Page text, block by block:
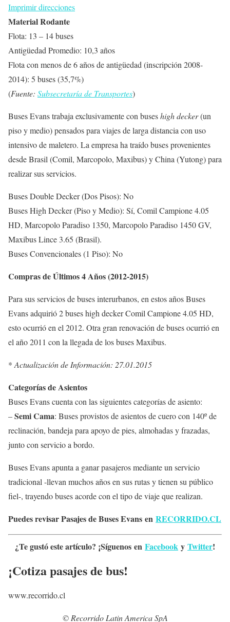
Imprimir direcciones
Material Rodante
Flota: 13 – 14 buses
Antigüedad Promedio: 10,3 años
Flota con menos de 6 años de antigüedad (inscripción 2008-
2014): 5 buses (35,7%)
(Fuente: Subsecretaría de Transportes)
Buses Evans trabaja exclusivamente con buseshigh decker(un
piso y medio) pensados para viajes de larga distancia con uso
intensivo de maletero. La empresa ha traído buses provenientes
desde Brasil (Comil, Marcopolo, Maxibus) y China (Yutong) para
realizar sus servicios.
Buses Double Decker (Dos Pisos): No
Buses High Decker (Piso y Medio): Sí, Comil Campione 4.05
HD, Marcopolo Paradiso 1350, Marcopolo Paradiso 1450 GV,
Maxibus Lince 3.65 (Brasil).
Buses Convencionales (1 Piso): No
Compras de Últimos 4 Años (2012-2015)
Para sus servicios de buses interurbanos, en estos años Buses
Evans adquirió 2 buses high decker Comil Campione 4.05 HD,
esto ocurrió en el 2012. Otra gran renovación de buses ocurrió en
el año 2011 con la llegada de los buses Maxibus.
* Actualización de Información: 27.01.2015
Categorías de Asientos
Buses Evans cuenta con las siguientes categorías de asiento:
–Semi Cama: Buses provistos de asientos de cuero con 140º de
reclinación, bandeja para apoyo de pies, almohadas y frazadas,
junto con servicio a bordo.
Buses Evans apunta a ganar pasajeros mediante un servicio
tradicional -llevan muchos años en sus rutas y tienen su público
fiel-, trayendo buses acorde con el tipo de viaje que realizan.
Puedes revisar Pasajes de Buses Evans en RECORRIDO.CL
¿Te gustó este artículo? ¡Síguenos en Facebook y Twitter!
¡Cotiza pasajes de bus!
www.recorrido.cl
© Recorrido Latin America SpA